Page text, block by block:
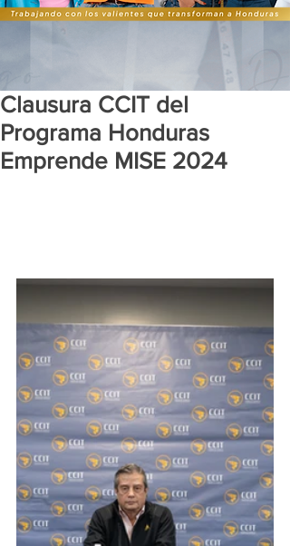
Clausura CCIT del
Programa Honduras
Emprende MISE 2024